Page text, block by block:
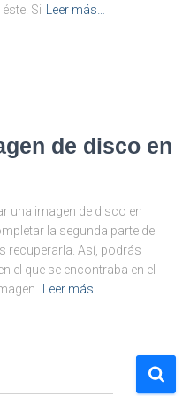
Si
Leer más…
de disco en
una imagen de disco en
la segunda parte del
recuperarla. Así, podrás
el que se encontraba en el
Leer más…